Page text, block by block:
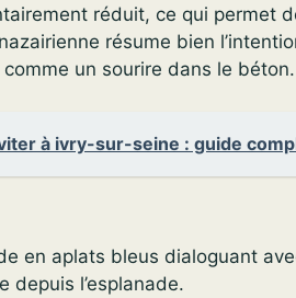
réduit, ce qui permet
résume bien
comme un sourire dans le
à ivry-sur-seine : guide
en aplats bleus dialoguant
depuis l’esplanade.